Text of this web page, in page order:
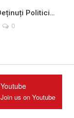
Politici…
0
Youtube
Join us on Youtube